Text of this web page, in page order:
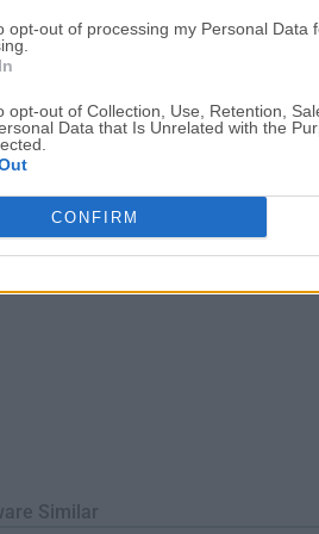
opt-out of processing my Personal Data
opt-out of Collection, Use, Retention,
Data that Is Unrelated with the
CONFIRM
permiten ver tus ajustes antes de
programados y sorpr...
Similar